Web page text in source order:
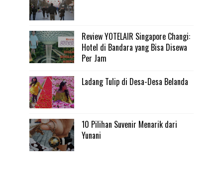
Review YOTELAIR Singapore Changi:
Hotel di Bandara yang Bisa Disewa
Per Jam
Ladang Tulip di Desa-Desa Belanda
10 Pilihan Suvenir Menarik dari
Yunani